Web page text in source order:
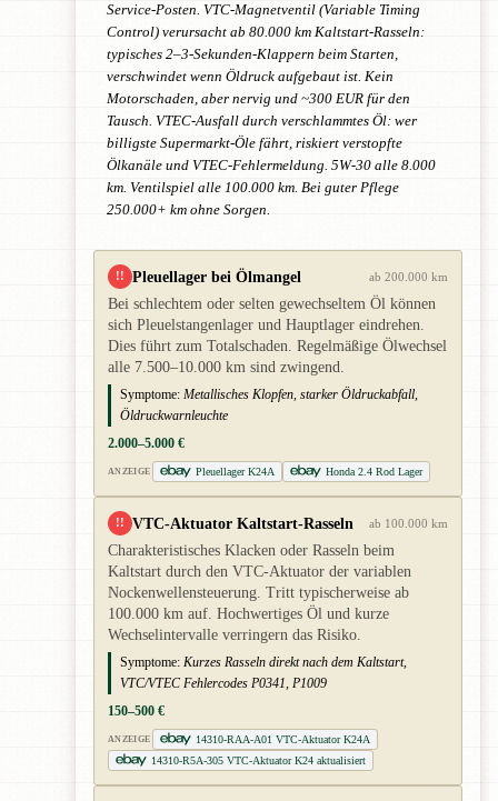
Service-Posten. VTC-Magnetventil (Variable Timing
Control) verursacht ab 80.000 km Kaltstart-Rasseln:
typisches 2–3-Sekunden-Klappern beim Starten,
verschwindet wenn Öldruck aufgebaut ist. Kein
Motorschaden, aber nervig und ~300 EUR für den
Tausch. VTEC-Ausfall durch verschlammtes Öl: wer
billigste Supermarkt-Öle fährt, riskiert verstopfte
Ölkanäle und VTEC-Fehlermeldung. 5W-30 alle 8.000
km. Ventilspiel alle 100.000 km. Bei guter Pflege
250.000+ km ohne Sorgen.
!! Pleuellager bei Ölmangel ab 200.000 km
Bei schlechtem oder selten gewechseltem Öl können
sich Pleuelstangenlager und Hauptlager eindrehen.
Dies führt zum Totalschaden. Regelmäßige Ölwechsel
alle 7.500–10.000 km sind zwingend.
Symptome: Metallisches Klopfen, starker Öldruckabfall,
Öldruckwarnleuchte
2.000–5.000 €
ANZEIGE Pleuellager K24A Honda 2.4 Rod Lager
!! VTC-Aktuator Kaltstart-Rasseln ab 100.000 km
Charakteristisches Klacken oder Rasseln beim
Kaltstart durch den VTC-Aktuator der variablen
Nockenwellensteuerung. Tritt typischerweise ab
100.000 km auf. Hochwertiges Öl und kurze
Wechselintervalle verringern das Risiko.
Symptome: Kurzes Rasseln direkt nach dem Kaltstart,
VTC/VTEC Fehlercodes P0341, P1009
150–500 €
ANZEIGE
14310-RAA-A01 VTC-Aktuator K24A
14310-R5A-305 VTC-Aktuator K24 aktualisiert